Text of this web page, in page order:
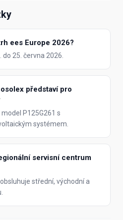
ees Europe 2026?
25. června 2026.
představí pro
P125G261 s
systémem.
servisní centrum
střední, východní a